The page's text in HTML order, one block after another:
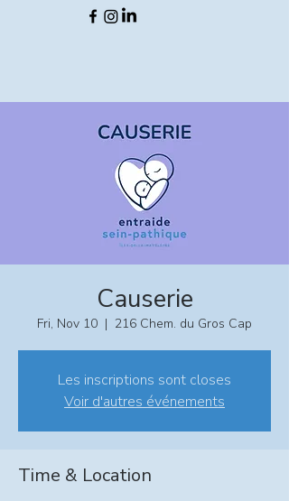
Causerie
Fri, Nov 10
  |
216 Chem. du Gros Cap
Les inscriptions sont closes
Voir d'autres événements
Time & Location